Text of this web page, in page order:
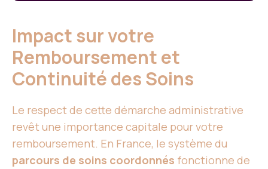
Impact sur votre
Remboursement et
Continuité des Soins
Le respect de cette démarche administrative
revêt une importance capitale pour votre
remboursement. En France, le système du
parcours de soins coordonnés fonctionne de